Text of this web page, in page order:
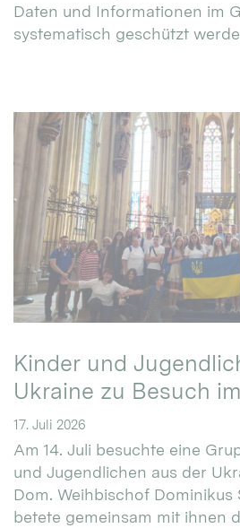
Daten und Informationen im
systematisch geschützt
Kinder und
Ukraine zu Besuch
17. Juli 2026
Am 14. Juli besuchte eine
und Jugendlichen aus der
Dom. Weihbischof Dominikus
betete gemeinsam mit ihnen